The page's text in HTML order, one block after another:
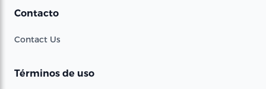
Contacto
Contact Us
Términos de uso